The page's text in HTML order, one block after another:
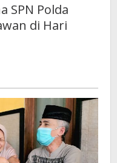
SPN
Polda
di
Bhayangkara
ke
-79
SPN Polda
di Hari